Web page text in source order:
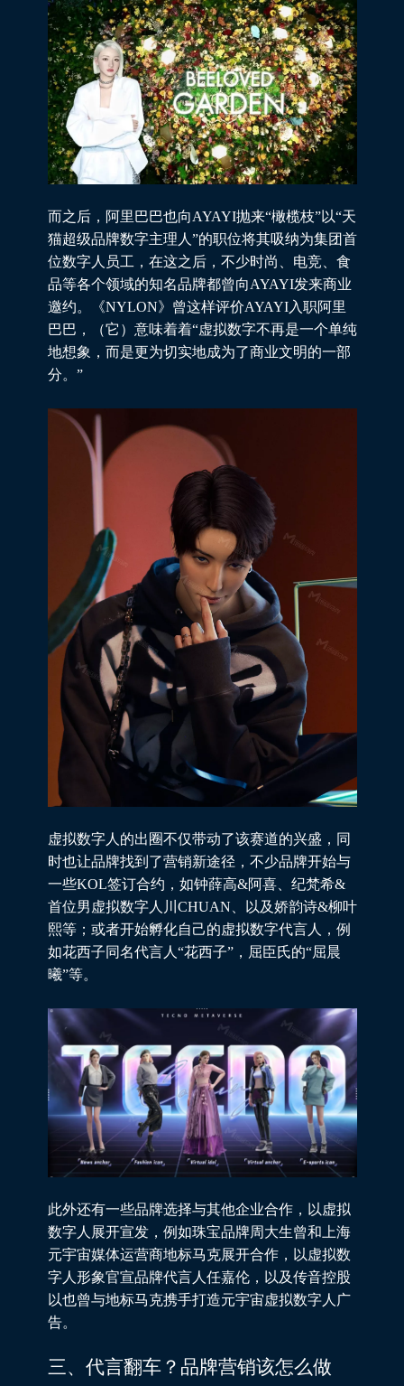
而之后，阿里巴巴也向AYAYI抛来“橄榄枝”以“天
猫超级品牌数字主理人”的职位将其吸纳为集团首
位数字人员工，在这之后，不少时尚、电竞、食
品等各个领域的知名品牌都曾向AYAYI发来商业
邀约。《NYLON》曾这样评价AYAYI入职阿里
巴巴，（它）意味着着“虚拟数字不再是一个单纯
地想象，而是更为切实地成为了商业文明的一部
分。”
虚拟数字人的出圈不仅带动了该赛道的兴盛，同
时也让品牌找到了营销新途径，不少品牌开始与
一些KOL签订合约，如钟薛高&阿喜、纪梵希&
首位男虚拟数字人川CHUAN、以及娇韵诗&柳叶
熙等；或者开始孵化自己的虚拟数字代言人，例
如花西子同名代言人“花西子”，屈臣氏的“屈晨
曦”等。
此外还有一些品牌选择与其他企业合作，以虚拟
数字人展开宣发，例如珠宝品牌周大生曾和上海
元宇宙媒体运营商地标马克展开合作，以虚拟数
字人形象官宣品牌代言人任嘉伦，以及传音控股
以也曾与地标马克携手打造元宇宙虚拟数字人广
告。
三、代言翻车？品牌营销该怎么做